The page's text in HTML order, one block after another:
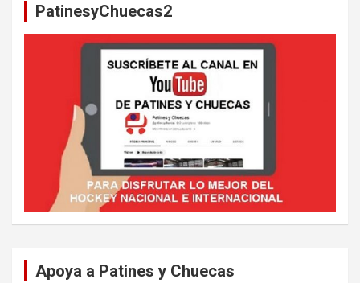
PatinesyChuecas2
Apoya a Patines y Chuecas